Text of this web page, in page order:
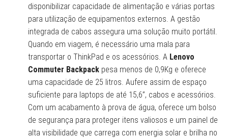
disponibilizar capacidade de alimentação e várias portas
para utilização de equipamentos externos. A gestão
integrada de cabos assegura uma solução muito portátil.
Quando em viagem, é necessário uma mala para
transportar o ThinkPad e os acessórios. A Lenovo
Commuter Backpack pesa menos de 0,9Kg e oferece
uma capacidade de 25 litros. Aufere assim de espaço
suficiente para laptops de até 15,6”, cabos e acessórios.
Com um acabamento à prova de água, oferece um bolso
de segurança para proteger itens valiosos e um painel de
alta visibilidade que carrega com energia solar e brilha no